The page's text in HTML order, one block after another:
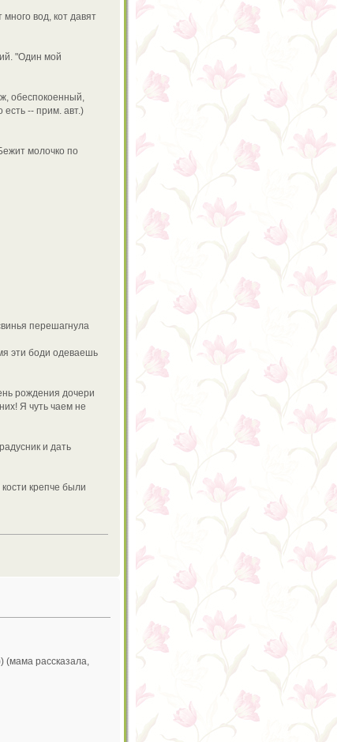
вод, кот давят
"Один мой
обеспокоенный,
-- прим. авт.)
молочко по
перешагнула
эти боди одеваешь
рождения дочери
Я чуть чаем не
и дать
крепче были
(мама рассказала,